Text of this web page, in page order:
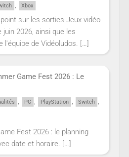
, Xbox
sur les sorties Jeux vidéo
juin 2026, ainsi que les
l'équipe de Vidéoludos. […]
Game Fest 2026 : Le
, PC , PlayStation , Switch ,
Fest 2026 : le planning
date et horaire. […]